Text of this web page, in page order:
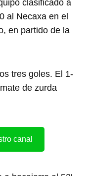
clasificado a
al Necaxa en el
en partido de la
tres goles. El 1-
de zurda
canal